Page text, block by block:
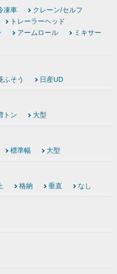
凍車
クレーン/セルフ
トレーラーヘッド
アームロール
ミキサー
ふそう 日産UD
トン 大型
標準幅 大型
格納 垂直 なし